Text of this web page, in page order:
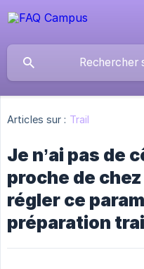
Articles sur : Trail
Je n’ai pas de
proche de
régler ce
préparation